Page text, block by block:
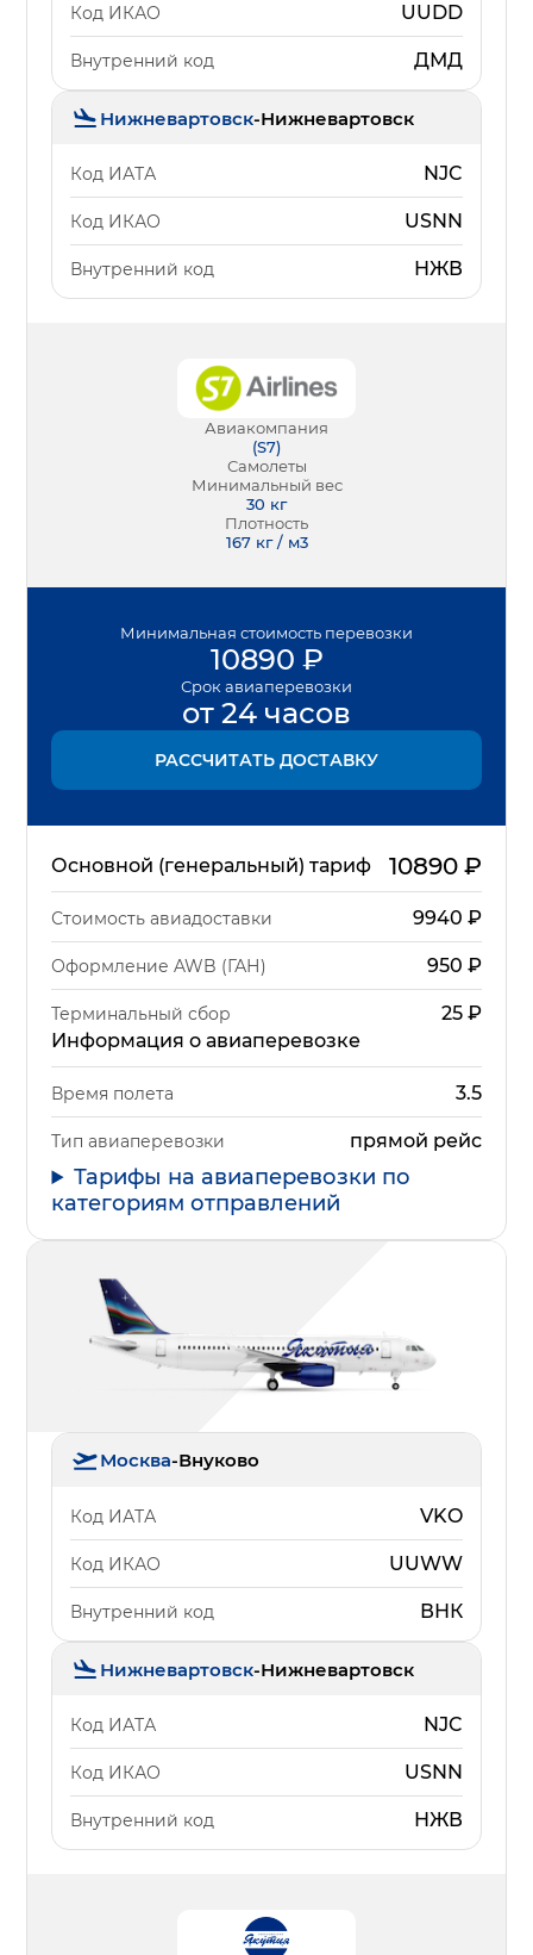
Код ИКАО UUDD
Внутренний код ДМД
Нижневартовск-Нижневартовск
Код ИАТА NJC
Код ИКАО USNN
Внутренний код НЖВ
Авиакомпания
(S7)
Самолеты
Минимальный вес
30 кг
Плотность
167 кг / м3
Минимальная стоимость перевозки
10890 ₽
Срок авиаперевозки
от 24 часов
РАССЧИТАТЬ ДОСТАВКУ
Основной (генеральный) тариф 10890₽
Стоимость авиадоставки 9940 ₽
Оформление AWB (ГАН) 950 ₽
Терминальный сбор 25₽
Информация о авиаперевозке
Время полета 3.5
Тип авиаперевозки прямой рейс
Тарифы на авиаперевозки по
категориям отправлений
Москва-Внуково
Код ИАТА VKO
Код ИКАО UUWW
Внутренний код ВНК
Нижневартовск-Нижневартовск
Код ИАТА NJC
Код ИКАО USNN
Внутренний код НЖВ